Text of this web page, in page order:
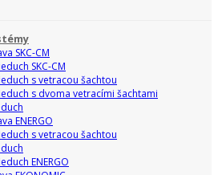
SKC-CM
SKC-CM
s vetracou šachtou
s dvoma vetracími šachtami
ENERGO
s vetracou šachtou
ENERGO